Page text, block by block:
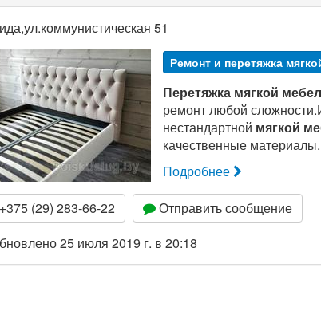
51
Ремонт и перетяжка
Перетяжка мягкой
ремонт любой
нестандартной мягкой
качественные
Подробнее
+375 (29) 283-66-22
Отправить сообщение
25 июля 2019 г. в 20:18